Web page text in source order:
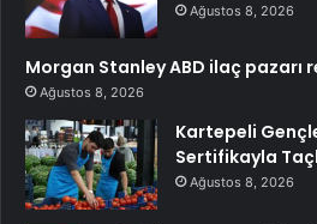
Ağustos 8, 2026
Morgan Stanley ABD ilaç
Ağustos 8, 2026
Kartepeli
Sertifikayla
Ağustos 8, 2026